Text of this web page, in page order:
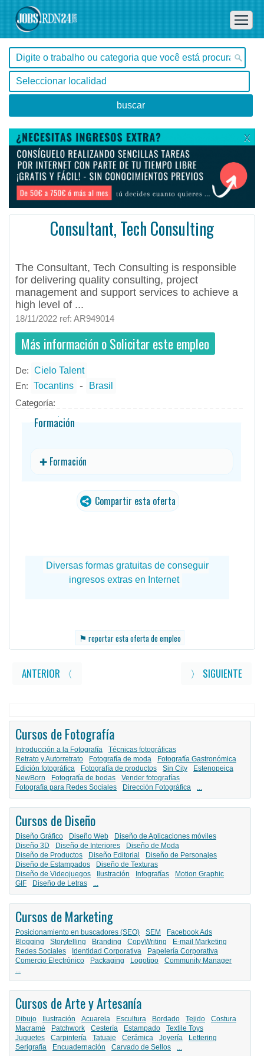
X
Consultant, Tech Consulting
The Consultant, Tech Consulting is responsible
for delivering quality consulting, project
management and support services to achieve a
high level of ...
18/11/2022 ref: AR949014
Más información o Solicitar este empleo
De: Cielo Talent
En: Tocantins -
Brasil
Categoría:
Formación
✚ Formación
Compartir esta oferta
⚑ reportar esta oferta de empleo
ANTERIOR 〈 〉 SIGUIENTE
Cursos de Fotografía
Introducción a la Fotografía
Técnicas fotográficas
Retrato y Autorretrato
Fotografía de moda
Fotografía Gastronómica
Edición fotográfica
Fotografía de productos Sin City
Estenopeica
NewBorn
Fotografía de bodas
Vender fotografías
Fotografía para Redes Sociales
Dirección Fotográfica ...
Cursos de Diseño
Diseño Gráfico Diseño Web
Diseño de Aplicaciones móviles
Diseño 3D
Diseño de Interiores
Diseño de Moda
Diseño de Productos
Diseño Editorial
Diseño de Personajes
Diseño de Estampados
Diseño de Texturas
Diseño de Videojuegos
Ilustración Infografías
Motion Graphic
GIF
Diseño de Letras ...
Cursos de Marketing
Posicionamiento en buscadores (SEO) SEM
Facebook Ads
Blogging
Storytelling Branding CopyWriting
E-mail Marketing
Redes Sociales
Identidad Corporativa
Papelería Corporativa
Comercio Electrónico
Packaging Logotipo
Community Manager
...
Cursos de Arte y Artesanía
Dibujo Ilustración Acuarela Escultura Bordado Tejido
Costura
Macramé
Patchwork Cestería Estampado
Textile Toys
Juguetes
Carpintería Tatuaje Cerámica Joyería
Lettering
Serigrafía
Encuadernación Carvado de Sellos ...